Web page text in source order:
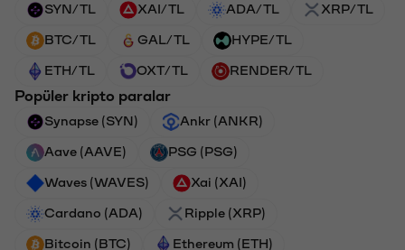
SYN/TL XAI/TL ADA/TL XRP/TL
BTC/TL GAL/TL HYPE/TL
ETH/TL OXT/TL RENDER/TL
Popüler kripto paralar
Synapse (SYN) Ankr (ANKR)
Aave (AAVE) PSG (PSG)
Waves (WAVES) Xai (XAI)
Cardano (ADA) Ripple (XRP)
Bitcoin (BTC) Ethereum (ETH)